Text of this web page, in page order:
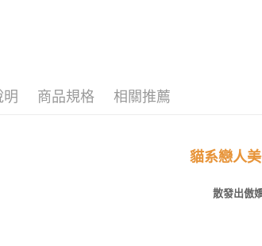
明 商品規格 相關推薦
貓系戀人
散發出傲